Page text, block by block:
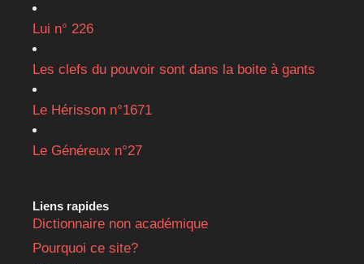
Lui n° 226
Les clefs du pouvoir sont dans la boite à gants
Le Hérisson n°1671
Le Généreux n°27
Liens rapides
Dictionnaire non académique
Pourquoi ce site?